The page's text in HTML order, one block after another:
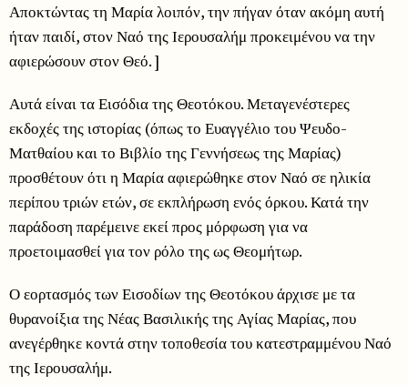
Αποκτώντας τη Μαρία λοιπόν, την πήγαν όταν ακόμη αυτή
ήταν παιδί, στον Ναό της Ιερουσαλήμ προκειμένου να την
αφιερώσουν στον Θεό. ]
Αυτά είναι τα Εισόδια της Θεοτόκου. Μεταγενέστερες
εκδοχές της ιστορίας (όπως το Ευαγγέλιο του Ψευδο-
Ματθαίου και το Βιβλίο της Γεννήσεως της Μαρίας)
προσθέτουν ότι η Μαρία αφιερώθηκε στον Ναό σε ηλικία
περίπου τριών ετών, σε εκπλήρωση ενός όρκου. Κατά την
παράδοση παρέμεινε εκεί προς μόρφωση για να
προετοιμασθεί για τον ρόλο της ως Θεομήτωρ.
Ο εορτασμός των Εισοδίων της Θεοτόκου άρχισε με τα
θυρανοίξια της Νέας Βασιλικής της Αγίας Μαρίας, που
ανεγέρθηκε κοντά στην τοποθεσία του κατεστραμμένου Ναό
της Ιερουσαλήμ.